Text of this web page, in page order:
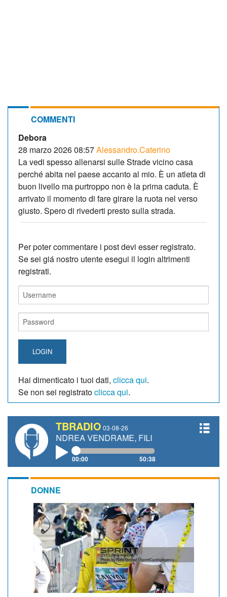
COMMENTI
Debora
28 marzo 2026 08:57Alessandro.Caterino
La vedi spesso allenarsi sulle Strade vicino casa
perché abita nel paese accanto al mio. È un atleta di
buon livello ma purtroppo non è la prima caduta. È
arrivato il momento di fare girare la ruota nel verso
giusto. Spero di rivederti presto sulla strada.
Per poter commentare i post devi esser registrato.
Se sei giá nostro utente esegui il login altrimenti
registrati.
LOGIN
Hai dimenticato i tuoi dati, clicca qui.
Se non sei registratoclicca qui.
TBRADIO 03-08-26
VENDRAME, FILIPPO FIORELLI
00:00 50:38
DONNE